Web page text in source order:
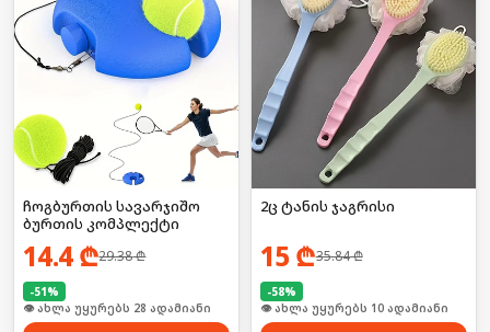
ჩოგბურთის სავარჯიშო
ბურთის კომპლექტი
14.4₾29.38₾
-51%
🛒 ბოლო 24სთ-ში იყიდა 37-მა
2ც ტანის ჯაგრისი
15 ₾35.84₾
-58%
🛒 ბოლო 24სთ-ში იყიდა 12-მა